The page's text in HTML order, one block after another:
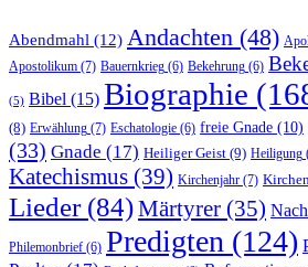
Abendmahl (12) Andachten (48)
Apostolikum (7) Bauernkrieg (6) Bekehrung (6)
(5) Bibel (15) Biographie
(8) Erwählung (7) Eschatologie (6) freie Gnade (10)
(33) Gnade (17) Heiliger Geist (9) Heiligung
Katechismus (39) Kirchenjahr (7)
Lieder(84)Märtyrer (35)
Philemonbrief (6) Predigten (124)